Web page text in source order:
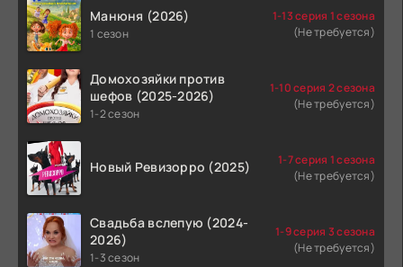
Манюня (2026)
1 сезон
1-13 серия 1 сезона
(Не требуется)
Домохозяйки против
шефов (2025-2026)
1-2 сезон
1-10 серия 2 сезона
(Не требуется)
Новый Ревизорро (2025)
1-7 серия 1 сезона
(Не требуется)
Свадьба вслепую (2024-
2026)
1-3 сезон
1-9 серия 3 сезона
(Не требуется)